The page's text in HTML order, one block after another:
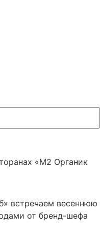
«М2 Органик
встречаем весеннюю
от бренд-шефа